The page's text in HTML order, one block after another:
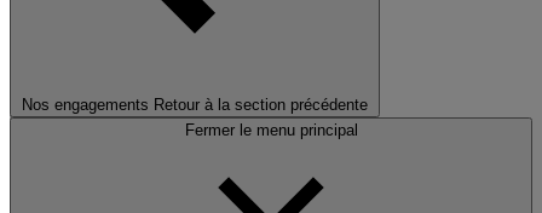
Nos engagements Retour à la section précédente
Fermer le menu principal